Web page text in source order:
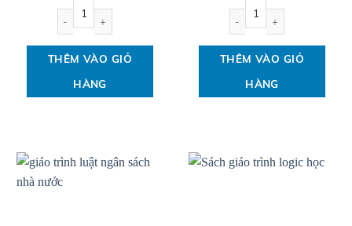
THÊM VÀO GIỎ
HÀNG
THÊM VÀO GIỎ
HÀNG